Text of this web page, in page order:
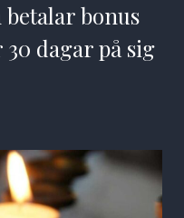
bonus
dagar på sig